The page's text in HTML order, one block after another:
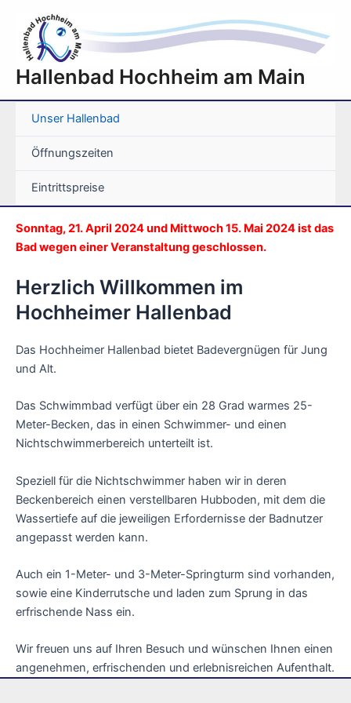
Inhalt
springen
Hallenbad Hochheim am Main
Unser Hallenbad
Öffnungszeiten
Eintrittspreise
Sonntag, 21. April 2024 und Mittwoch 15. Mai 2024 ist das
Bad wegen einer Veranstaltung geschlossen.
Herzlich Willkommen im
Hochheimer Hallenbad
Das Hochheimer Hallenbad bietet Badevergnügen für Jung
und Alt.
Das Schwimmbad verfügt über ein 28 Grad warmes 25-
Meter-Becken, das in einen Schwimmer- und einen
Nichtschwimmerbereich unterteilt ist.
Speziell für die Nichtschwimmer haben wir in deren
Beckenbereich einen verstellbaren Hubboden, mit dem die
Wassertiefe auf die jeweiligen Erfordernisse der Badnutzer
angepasst werden kann.
Auch ein 1-Meter- und 3-Meter-Springturm sind vorhanden,
sowie eine Kinderrutsche und laden zum Sprung in das
erfrischende Nass ein.
Wir freuen uns auf Ihren Besuch und wünschen Ihnen einen
angenehmen, erfrischenden und erlebnisreichen Aufenthalt.